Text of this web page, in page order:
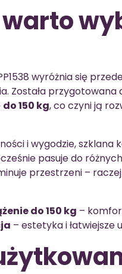
warto
wyróżnia się
Została
do 150 kg, co czyni ją
i wygodzie,
pasuje do
przestrzeni –
do 150 kg –
– estetyka i